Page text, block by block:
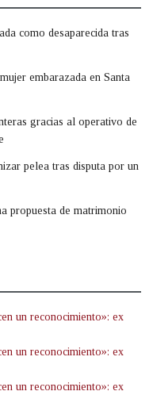
como desaparecida tras
embarazada en Santa
gracias al operativo de
pelea tras disputa por un
propuesta de matrimonio
un reconocimiento»: ex
un reconocimiento»: ex
un reconocimiento»: ex